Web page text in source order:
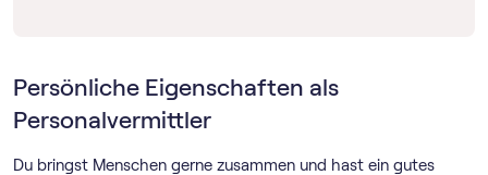
Persönliche Eigenschaften als
Personalvermittler
Du bringst Menschen gerne zusammen und hast ein gutes